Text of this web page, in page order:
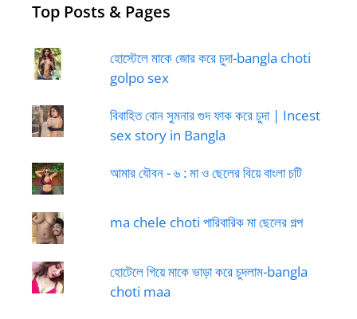
Top Posts & Pages
হোস্টেলে মাকে জোর করে চুদা-bangla choti
golpo sex
বিবাহিত বোন সুমনার গুদ ফাক করে চুদা | Incest
sex story in Bangla
আমার যৌবন - ৬ : মা ও ছেলের বিয়ে বাংলা চটি
ma chele choti পারিবারিক মা ছেলের গল্প
হোটেলে গিয়ে মাকে ভাড়া করে চুদলাম-bangla
choti maa